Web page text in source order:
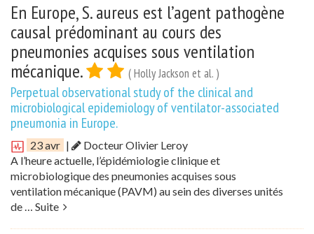
En Europe, S. aureus est l’agent pathogène
causal prédominant au cours des
pneumonies acquises sous ventilation
mécanique.
( Holly Jackson et al. )
Perpetual observational study of the clinical and
microbiological epidemiology of ventilator-associated
pneumonia in Europe.
23 avr |
Docteur Olivier Leroy
A l’heure actuelle, l’épidémiologie clinique et
microbiologique des pneumonies acquises sous
ventilation mécanique (PAVM) au sein des diverses unités
de … Suite